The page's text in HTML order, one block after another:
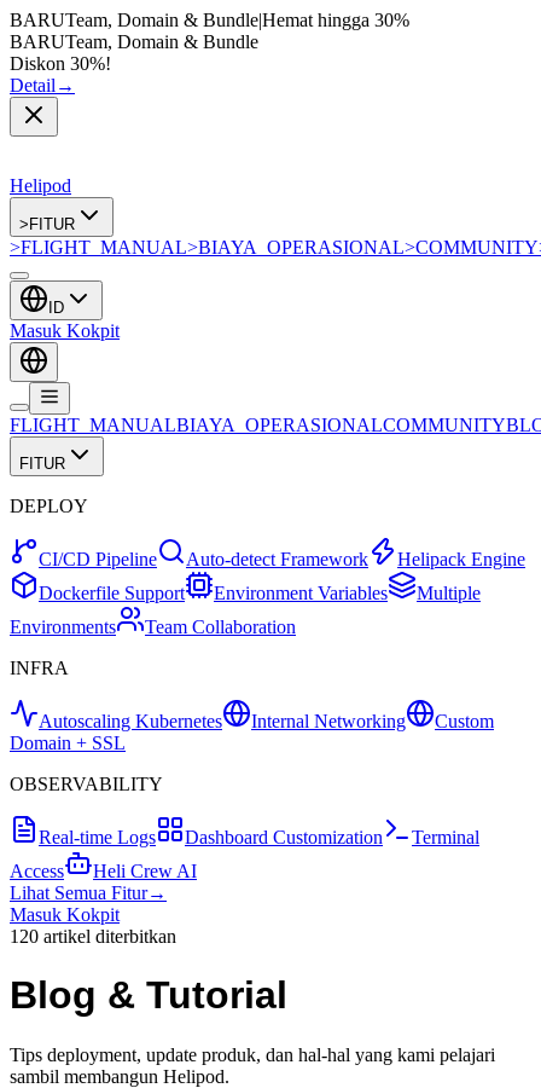
BARUTeam, Domain & Bundle|Hemat hingga 30%
BARUTeam, Domain & Bundle
Diskon 30%!
Detail →
Helipod
> FITUR
>FLIGHT_MANUAL>BIAYA_OPERASIONAL>COMMUNITY
ID
Masuk Kokpit
FLIGHT_MANUALBIAYA_OPERASIONALCOMMUNITY
FITUR
DEPLOY
CI/CD Pipeline Auto-detect Framework
Helipack Engine
Dockerfile Support
Environment Variables
Multiple
Environments
Team Collaboration
INFRA
Autoscaling Kubernetes Internal Networking
Custom
Domain + SSL
OBSERVABILITY
Real-time Logs Dashboard Customization
Terminal
Access
Heli Crew AI
Lihat Semua Fitur→
Masuk Kokpit
120 artikel diterbitkan
Blog & Tutorial
Tips deployment, update produk, dan hal-hal yang kami pelajari
sambil membangun Helipod.